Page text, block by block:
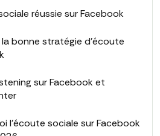
réussie sur Facebook
bonne stratégie d'écoute
sur Facebook et
l'écoute sociale sur Facebook